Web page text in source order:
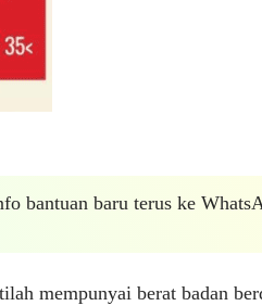
bantuan baru terus ke
mempunyai berat badan